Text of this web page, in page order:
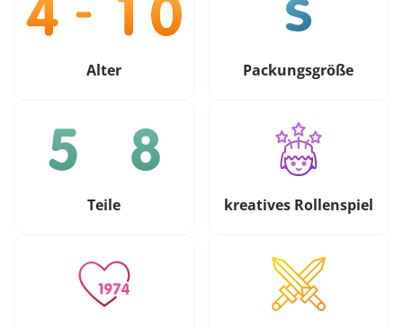
Alter Packungsgröße
Teile kreatives Rollenspiel